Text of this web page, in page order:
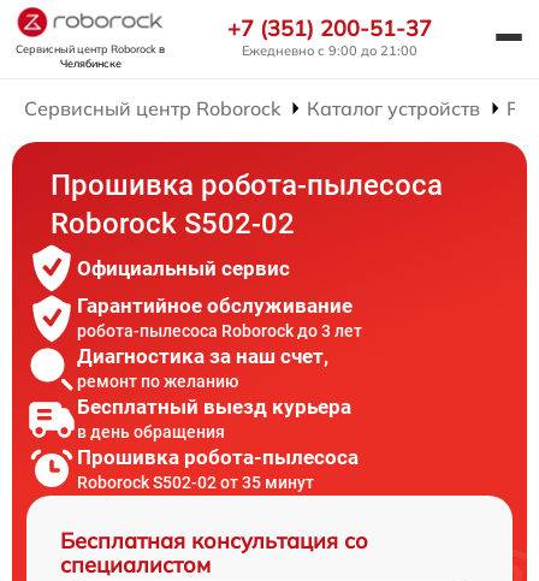
Сервисный центр Roborockв
Челябинске
+7 (351) 200-51-37
Ежедневно с 9:00 до 21:00
Сервисный центр Roborock Каталог устройств
Прошивка робота-пылесоса
Roborock S502-02
Официальный сервис
Гарантийное обслуживание
робота-пылесоса Roborock до 3 лет
Диагностика за наш счет,
ремонт по желанию
Бесплатный выезд курьера
в день обращения
Прошивка робота-пылесоса
Roborock S502-02 от 35 минут
Бесплатная консультация со
специалистом